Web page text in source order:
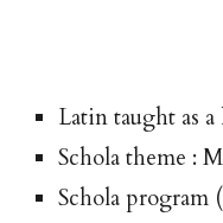
Latin taught as
Schola theme :
Schola program